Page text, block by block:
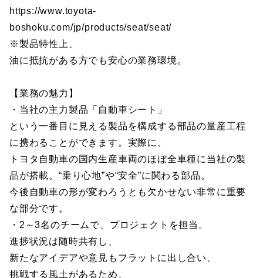
https://www.toyota-
boshoku.com/jp/products/seat/seat/
※製品特性上、
油に抵抗がある方でも安心の業務環境。
【業務の魅力】
・当社の主力製品「自動車シート」
という一番目に見える製品を構成する部品の量産工程
に携わることができます。実際に、
トヨタ自動車の国内生産車両のほぼ全車種に当社の製
品が搭載。“乗り心地”や“安全”に関わる部品。
今後自動車の形が変わろうとも欠かせない非常に重要
な部分です。
・2～3名のチームで、プロジェクトを担当。
進捗状況は随時共有し、
新たなアイデアや意見もフラットに出し合い、
挑戦する風土があるため、